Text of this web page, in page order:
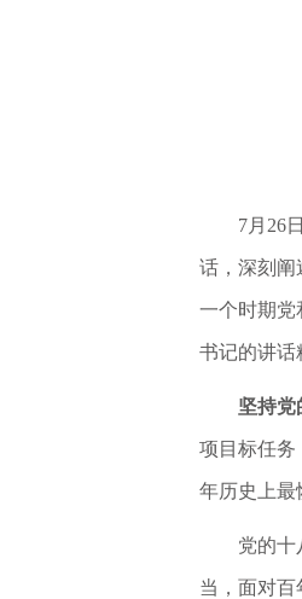
7月26
话，深刻阐
一个时期党
书记的讲话
坚持党
项目标任务
年历史上最
党的十
当，面对